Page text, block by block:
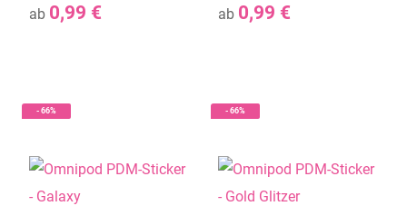
ab 0,99 € ab 0,99 €
- 66% - 66%